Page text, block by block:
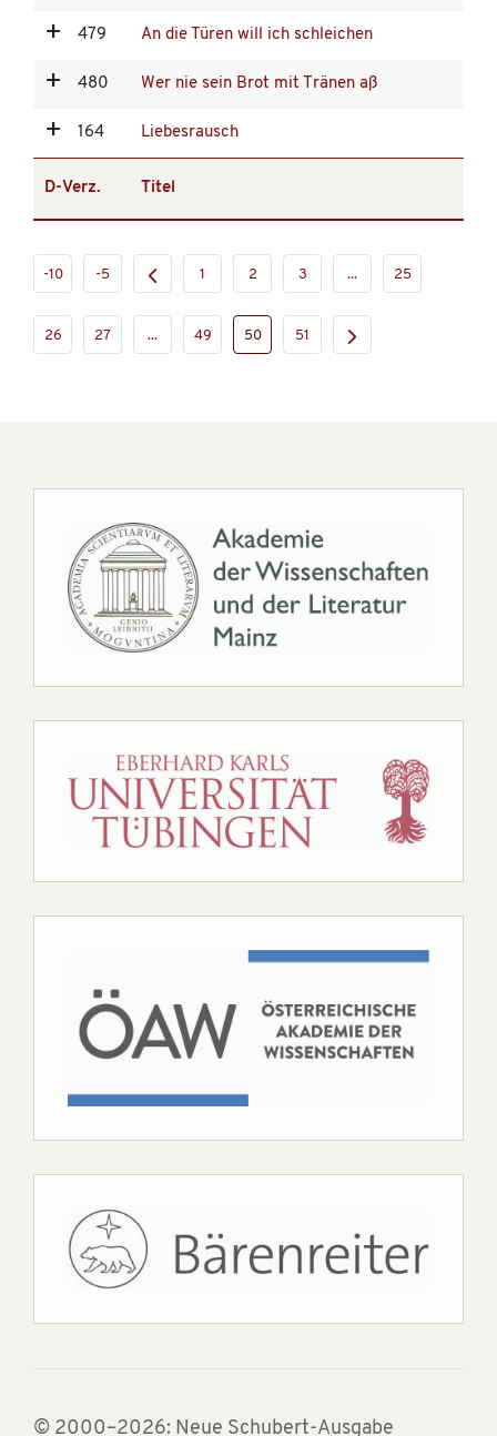
479 An die Türen will ich schleichen
480 Wer nie sein Brot mit Tränen aß
164 Liebesrausch
D-Verz. Titel
-10 -5 1 2 3 ... 25
26 27 ... 49 50 51
© 2000–2026: Neue Schubert-Ausgabe